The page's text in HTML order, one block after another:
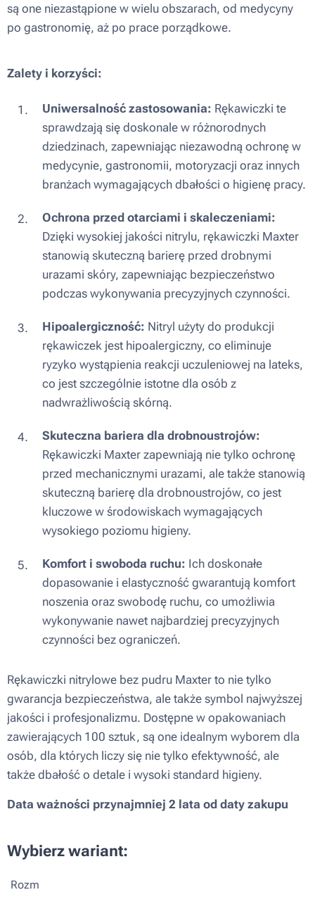
są one niezastąpione w wielu obszarach, od medycyny
po gastronomię, aż po prace porządkowe.
Zalety i korzyści:
Uniwersalność zastosowania: Rękawiczki te
sprawdzają się doskonale w różnorodnych
dziedzinach, zapewniając niezawodną ochronę w
medycynie, gastronomii, motoryzacji oraz innych
branżach wymagających dbałości o higienę pracy.
Ochrona przed otarciami i skaleczeniami:
Dzięki wysokiej jakości nitrylu, rękawiczki Maxter
stanowią skuteczną barierę przed drobnymi
urazami skóry, zapewniając bezpieczeństwo
podczas wykonywania precyzyjnych czynności.
Hipoalergiczność: Nitryl użyty do produkcji
rękawiczek jest hipoalergiczny, co eliminuje
ryzyko wystąpienia reakcji uczuleniowej na lateks,
co jest szczególnie istotne dla osób z
nadwrażliwością skórną.
Skuteczna bariera dla drobnoustrojów:
Rękawiczki Maxter zapewniają nie tylko ochronę
przed mechanicznymi urazami, ale także stanowią
skuteczną barierę dla drobnoustrojów, co jest
kluczowe w środowiskach wymagających
wysokiego poziomu higieny.
Komfort i swoboda ruchu: Ich doskonałe
dopasowanie i elastyczność gwarantują komfort
noszenia oraz swobodę ruchu, co umożliwia
wykonywanie nawet najbardziej precyzyjnych
czynności bez ograniczeń.
Rękawiczki nitrylowe bez pudru Maxter to nie tylko
gwarancja bezpieczeństwa, ale także symbol najwyższej
jakości i profesjonalizmu. Dostępne w opakowaniach
zawierających 100 sztuk, są one idealnym wyborem dla
osób, dla których liczy się nie tylko efektywność, ale
także dbałość o detale i wysoki standard higieny.
Data ważności przynajmniej 2 lata od daty zakupu
Wybierz wariant:
Rozm